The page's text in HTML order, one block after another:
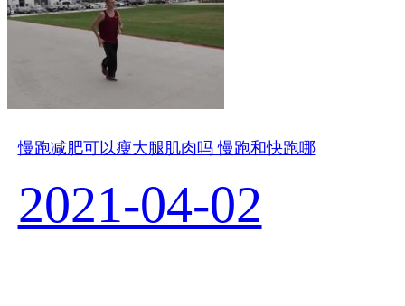
慢跑减肥可以瘦大腿肌肉吗 慢跑和快跑哪
2021-04-02